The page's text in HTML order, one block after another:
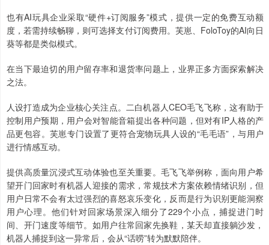
也有AI玩具企业采取“硬件+订阅服务”模式，提供一定的免费互动额
度，若需持续畅聊，则可选择支付订阅费用。芙崽、FoloToy的AI向日
葵等都是类似模式。
在当下最迫切的用户留存率和退货率问题上，业界正多方面探索解决
之法。
人设打造成为企业核心关注点。二白机器人CEO毛飞飞称，这有助于
控制用户预期，用户会对智能音箱提出各种问题，但对有IP人格的产
品更包容。芙崽专门设置了更符合宠物玩具人设的“毛毛语”，与用户
进行情感互动。
提供高质量沉浸式互动体验也至关重要。毛飞飞举例称，面向用户希
望开门回家时有机器人迎接的需求，常规技术方案依赖情绪识别，但
用户日常不会有太过强烈的喜怒哀乐变化，反而是行为识别更能洞察
用户心理。他们针对回家场景深入细分了229个小点，捕捉进门时
间、开门速度等细节。如用户往常回家先换鞋，某天却直接躺沙发，
机器人捕捉到这一异常后，会从“话唠”转为默默陪伴。